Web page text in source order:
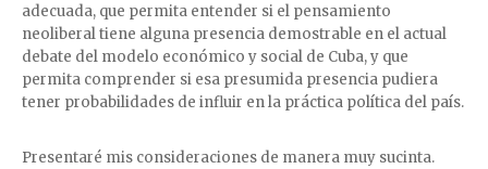
adecuada, que permita entender si el pensamiento
neoliberal tiene alguna presencia demostrable en el actual
debate del modelo económico y social de Cuba, y que
permita comprender si esa presumida presencia pudiera
tener probabilidades de influir en la práctica política del país.
Presentaré mis consideraciones de manera muy sucinta.